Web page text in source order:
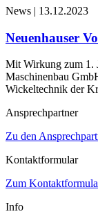
News | 13.12.2023
Neuenhauser
Mit Wirkung zum 1.
Maschinenbau
Wickeltechnik der
Ansprechpartner
Zu den
Kontaktformular
Zum
Info